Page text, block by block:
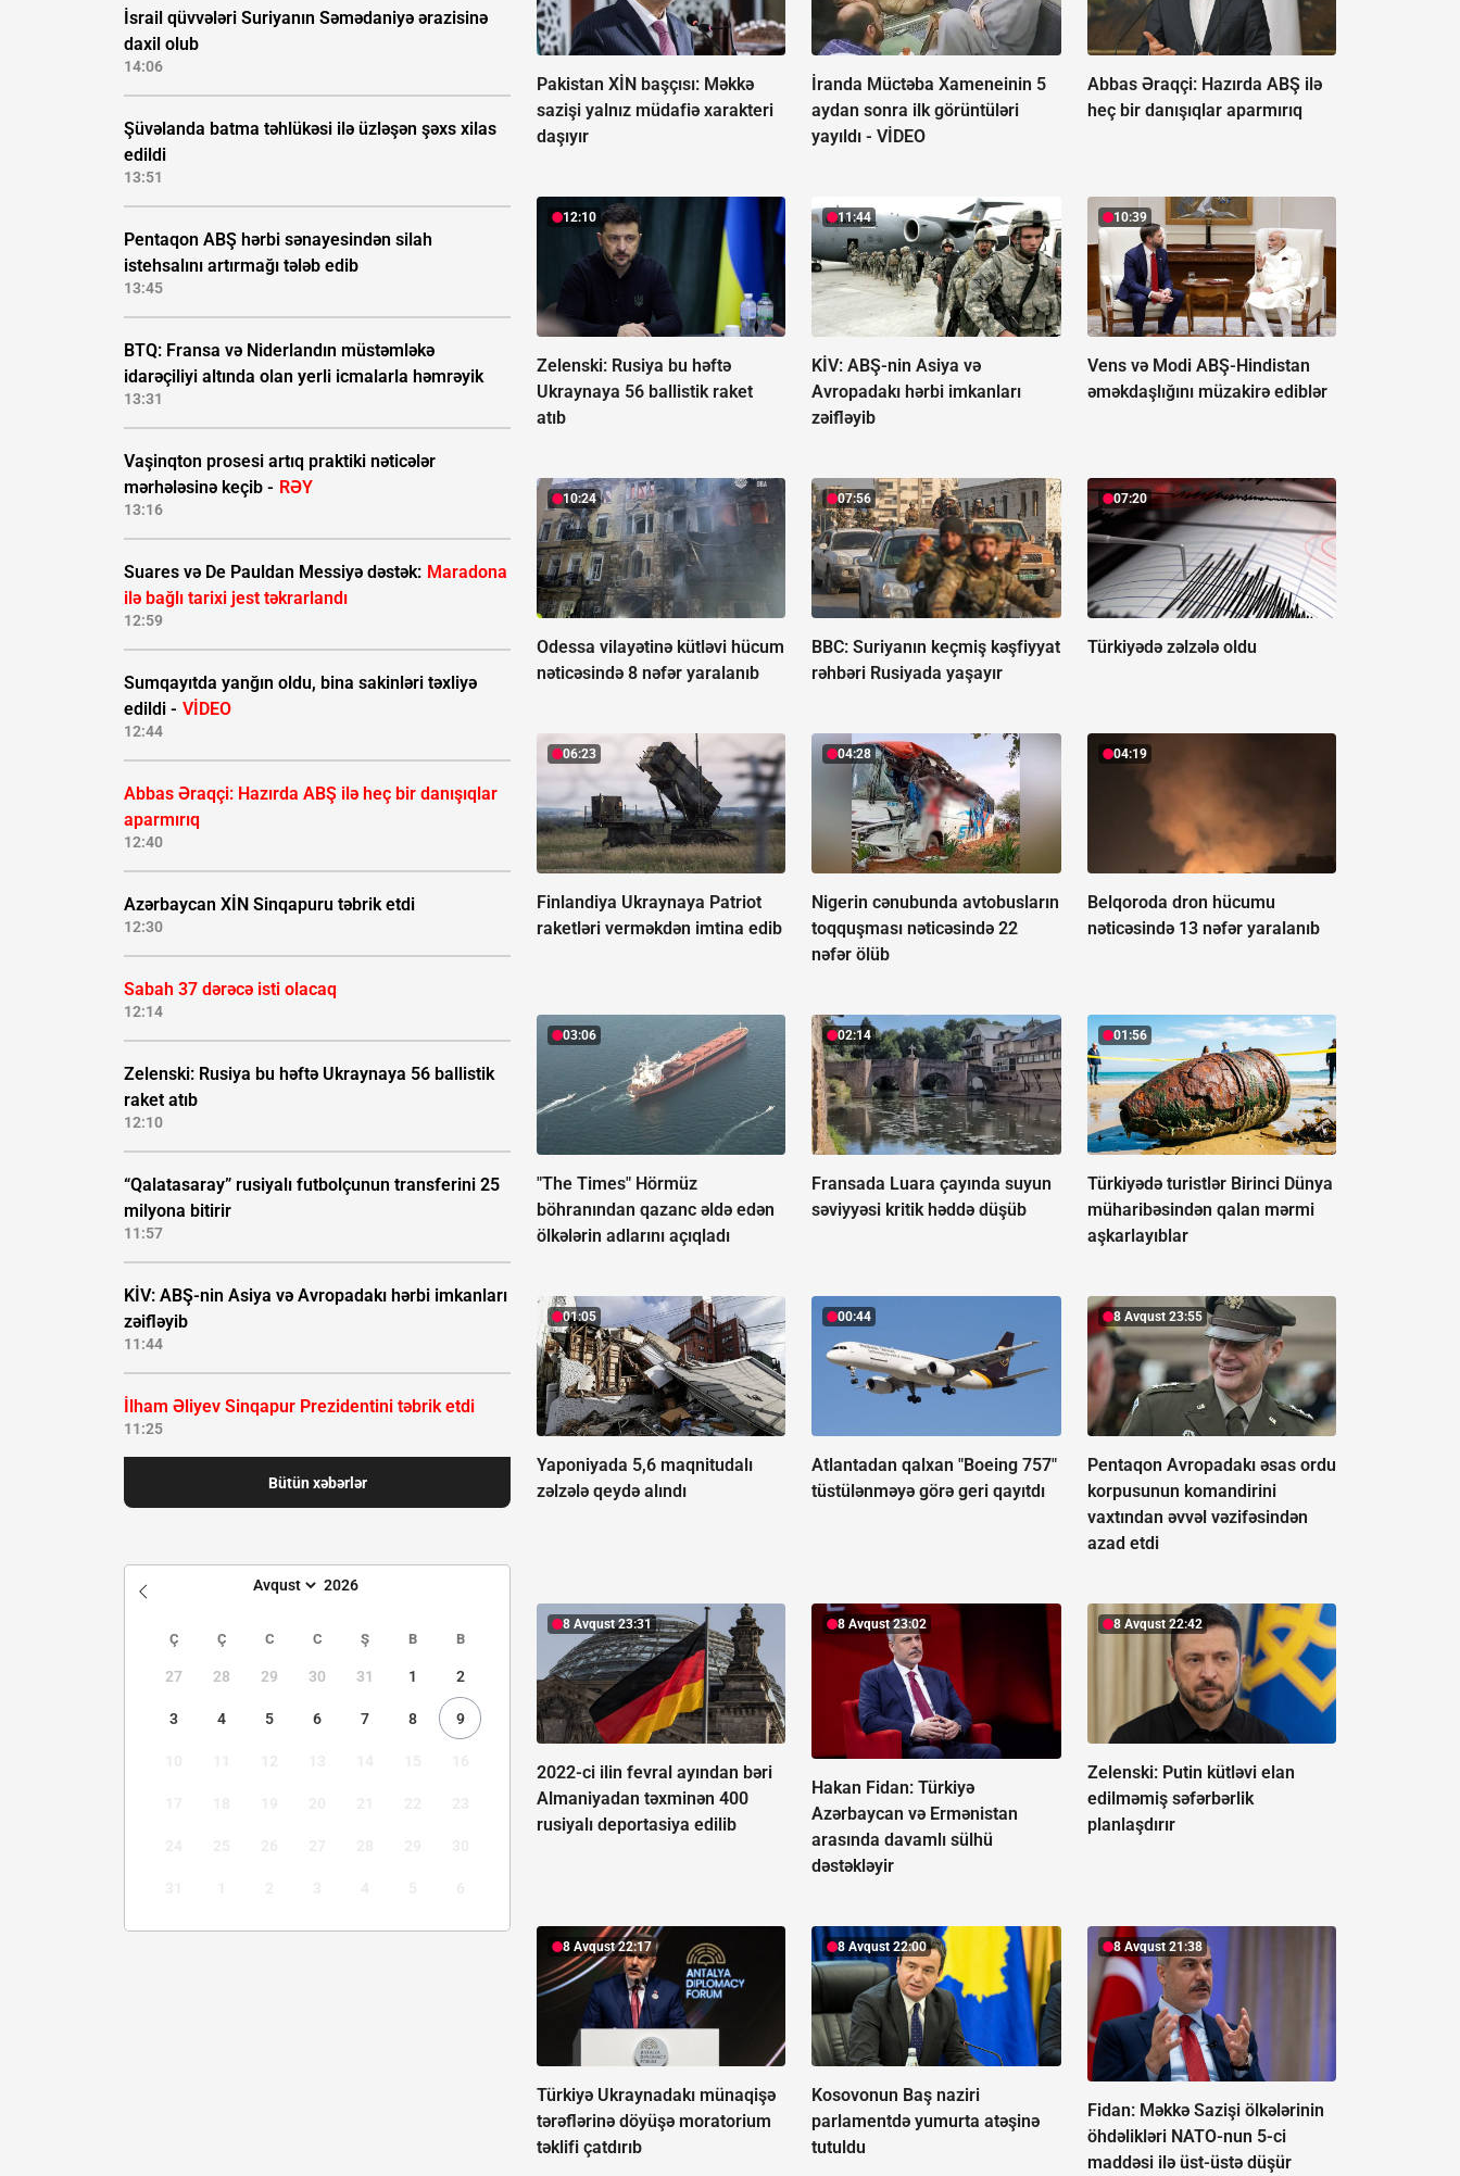
İsrail qüvvələri Suriyanın Səmədaniyə ərazisinə
daxil olub
14:06
Şüvəlanda batma təhlükəsi ilə üzləşən şəxs xilas
edildi
13:51
Pentaqon ABŞ hərbi sənayesindən silah
istehsalını artırmağı tələb edib
13:45
BTQ: Fransa və Niderlandın müstəmləkə
idarəçiliyi altında olan yerli icmalarla həmrəyik
13:31
Vaşinqton prosesi artıq praktiki nəticələr
mərhələsinə keçib - RƏY
13:16
Suares və De Pauldan Messiyə dəstək: Maradona
ilə bağlı tarixi jest təkrarlandı
12:59
Sumqayıtda yanğın oldu, bina sakinləri təxliyə
edildi - VİDEO
12:44
Abbas Əraqçi: Hazırda ABŞ ilə heç bir danışıqlar
aparmırıq
12:40
Azərbaycan XİN Sinqapuru təbrik etdi
12:30
Sabah 37 dərəcə isti olacaq
12:14
Zelenski: Rusiya bu həftə Ukraynaya 56 ballistik
raket atıb
12:10
“Qalatasaray” rusiyalı futbolçunun transferini 25
milyona bitirir
11:57
KİV: ABŞ-nin Asiya və Avropadakı hərbi imkanları
zəifləyib
11:44
İlham Əliyev Sinqapur Prezidentini təbrik etdi
11:25
Bütün xəbərlər
Ç Ç C C Ş B B
27 28 29 30 31 1 2
3 4 5 6 7 8 9
Pakistan XİN başçısı: Məkkə
sazişi yalnız müdafiə xarakteri
daşıyır
İranda Müctəba Xameneinin 5
aydan sonra ilk görüntüləri
yayıldı -VİDEO
Abbas Əraqçi: Hazırda ABŞ ilə
heç bir danışıqlar aparmırıq
12:10
Zelenski: Rusiya bu həftə
Ukraynaya 56 ballistik raket
atıb
11:44
KİV: ABŞ-nin Asiya və
Avropadakı hərbi imkanları
zəifləyib
10:39
Vens və Modi ABŞ-Hindistan
əməkdaşlığını müzakirə ediblər
10:24
Odessa vilayətinə kütləvi hücum
nəticəsində 8 nəfər yaralanıb
07:56
BBC: Suriyanın keçmiş kəşfiyyat
rəhbəri Rusiyada yaşayır
07:20
Türkiyədə zəlzələ oldu
06:23
Finlandiya Ukraynaya Patriot
raketləri verməkdən imtina edib
04:28
Nigerin cənubunda avtobusların
toqquşması nəticəsində 22
nəfər ölüb
04:19
Belqoroda dron hücumu
nəticəsində 13 nəfər yaralanıb
03:06
"The Times" Hörmüz
böhranından qazanc əldə edən
ölkələrin adlarını açıqladı
02:14
Fransada Luara çayında suyun
səviyyəsi kritik həddə düşüb
01:56
Türkiyədə turistlər Birinci Dünya
müharibəsindən qalan mərmi
aşkarlayıblar
01:05
Yaponiyada 5,6 maqnitudalı
zəlzələ qeydə alındı
00:44
Atlantadan qalxan "Boeing 757"
tüstülənməyə görə geri qayıtdı
8 Avqust 23:55
Pentaqon Avropadakı əsas ordu
korpusunun komandirini
vaxtından əvvəl vəzifəsindən
azad etdi
8 Avqust 23:31
2022-ci ilin fevral ayından bəri
Almaniyadan təxminən 400
rusiyalı deportasiya edilib
8 Avqust 23:02
Hakan Fidan: Türkiyə
Azərbaycan və Ermənistan
arasında davamlı sülhü
dəstəkləyir
8 Avqust 22:42
Zelenski: Putin kütləvi elan
edilməmiş səfərbərlik
planlaşdırır
8 Avqust 22:17
Türkiyə Ukraynadakı münaqişə
tərəflərinə döyüşə moratorium
təklifi çatdırıb
8 Avqust 22:00
Kosovonun Baş naziri
parlamentdə yumurta atəşinə
tutuldu
8 Avqust 21:38
Fidan: Məkkə Sazişi ölkələrinin
öhdəlikləri NATO-nun 5-ci
maddəsi ilə üst-üstə düşür